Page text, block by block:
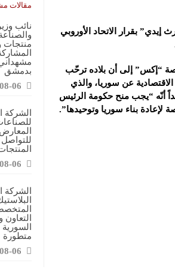
المعارض التخصصية تبرز إمكانيات الصناعة
المعرض منصة لتعزيز الشراكات ودعم الصناعات
المعارض المتخصصة تساهم في دعم
مقالات
نائب
منتجات
بدمشق
06
الشركة
06
الشركة
متطورة
06
إيدي” بقرار الاتحاد الأوروبي
“إكس” إلى أن بلاده ترحّب
الاقتصادية عن سوريا، والذي
أنّه “يجب منح حكومة الرئيس
بناء سوريا وتوحيدها”.